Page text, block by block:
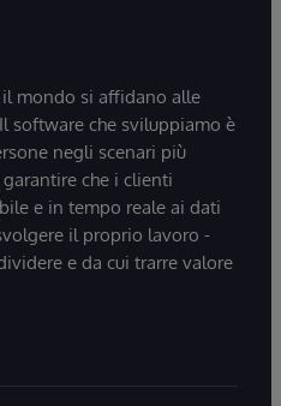
mondo si affidano alle
software che sviluppiamo è
negli scenari più
che i clienti
e in tempo reale ai dati
il proprio lavoro -
e da cui trarre valore